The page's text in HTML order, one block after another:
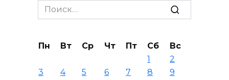
Search
for:
Пн Вт Ср Чт Пт Сб
Вс
1
2
3
4 5 6 7 8
9